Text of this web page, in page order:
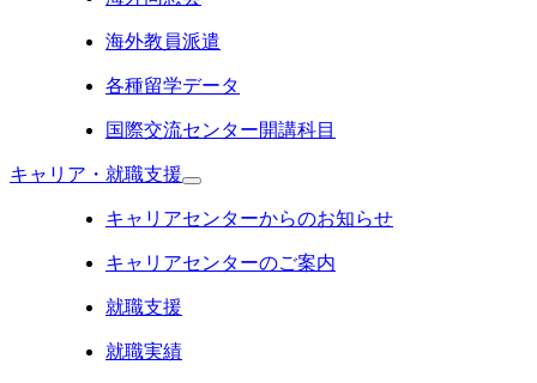
海外教員派遣
各種留学データ
国際交流センター開講科目
キャリア・就職支援
キャリアセンターからのお知らせ
キャリアセンターのご案内
就職支援
就職実績